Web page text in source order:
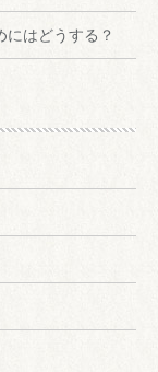
にはどうする？